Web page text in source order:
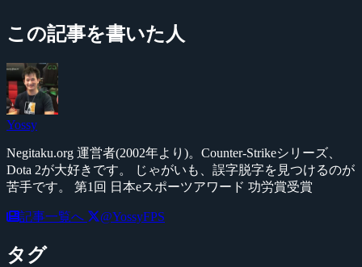
この記事を書いた人
Yossy
Negitaku.org 運営者(2002年より)。Counter-Strikeシリーズ、
Dota 2が大好きです。 じゃがいも、誤字脱字を見つけるのが
苦手です。 第1回 日本eスポーツアワード 功労賞受賞
記事一覧へ @YossyFPS
タグ